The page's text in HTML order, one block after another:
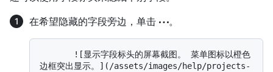
在希望隐藏的字段旁边，单击
。
边框突出显示。](/assets/images/help/projects-